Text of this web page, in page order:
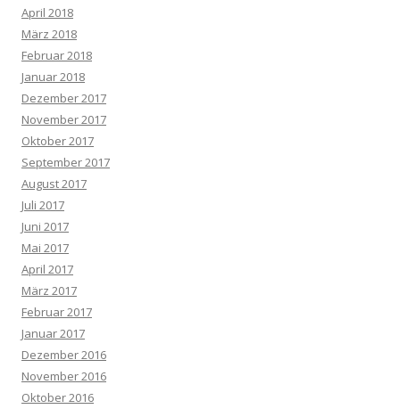
April 2018
März 2018
Februar 2018
Januar 2018
Dezember 2017
November 2017
Oktober 2017
September 2017
August 2017
Juli 2017
Juni 2017
Mai 2017
April 2017
März 2017
Februar 2017
Januar 2017
Dezember 2016
November 2016
Oktober 2016